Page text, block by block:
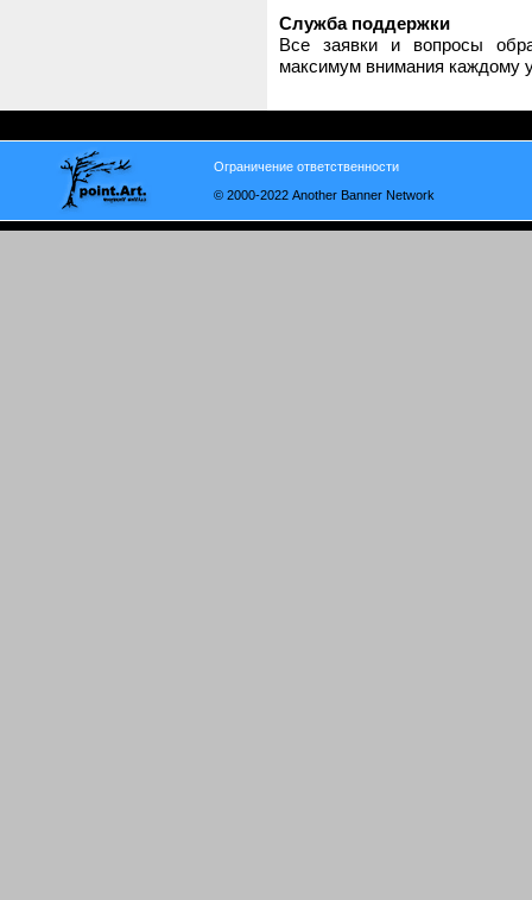
Служба поддержки
Все заявки и вопросы
максимум внимания каждому
Ограничение ответственности
© 2000-2022 Another Banner Network